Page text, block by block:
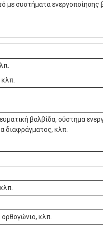
με συστήματα ενεργοποίησης
βαλβίδα, σύστημα
διαφράγματος, κλπ.
κλπ.